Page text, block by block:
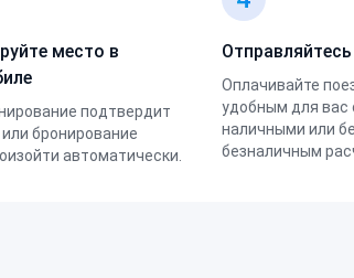
место в
подтвердит
бронирование
автоматически.
Оплачивайте
удобным для вас
наличными или
безналичным